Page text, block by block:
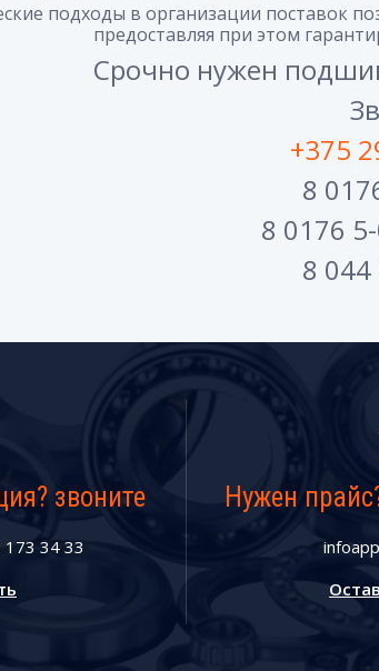
подходы в организации поставок
предоставляя при этом
Срочно нужен
+375
8
8 0176
8
звоните
34 33
Нужен